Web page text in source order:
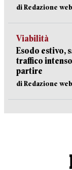
di Redazione web
Viabilità
Esodo estivo,
traffico
partire
di Redazione web